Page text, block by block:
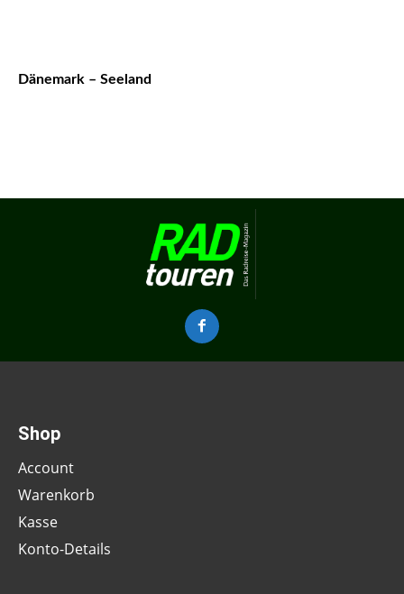
Dänemark – Seeland
Shop
Account
Warenkorb
Kasse
Konto-Details